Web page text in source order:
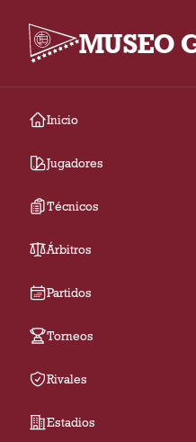
MUSEO
Inicio
Jugadores
Técnicos
Árbitros
Partidos
Torneos
Rivales
Estadios